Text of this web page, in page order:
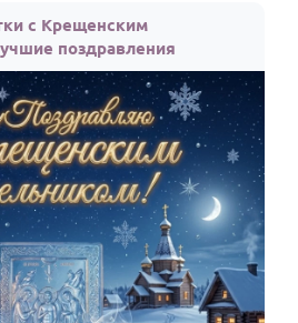
с Крещенским
поздравления